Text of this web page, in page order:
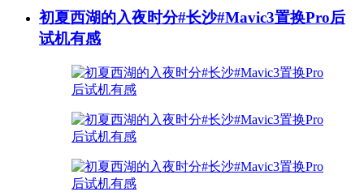
初夏西湖的入夜时分#长沙#Mavic3置换Pro后
试机有感